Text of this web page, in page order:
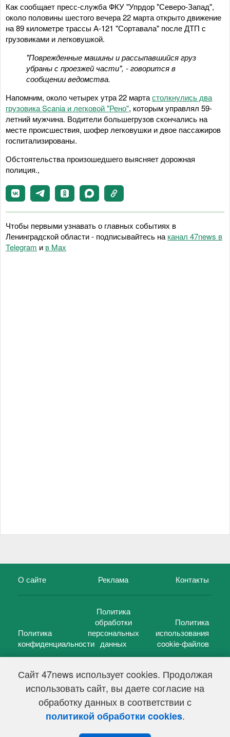
Сайт 47news использует cookies. Продолжая
использовать сайт, вы даете согласие на
обработку данных в соответствии с
политикой обработки cookies.
Как сообщает пресс-служба ФКУ "Упрдор "Северо-Запад",
около половины шестого вечера 22 марта открыто движение
на 89 километре трассы А-121 "Сортавала" после ДТП с
грузовиками и легковушкой.
"Поврежденные машины и рассыпавшийся груз
убраны с проезжей части", - говорится в
сообщении ведомства.
Напомним, около четырех утра 22 мартастолкнулись два
грузовика Scania и легковой "Рено", которым управлял 59-
летний мужчина. Водители большегрузов скончались на
месте происшествия, шофер легковушки и двое пассажиров
госпитализированы.
Обстоятельства произошедшего выясняет дорожная
полиция.,
Чтобы первыми узнавать о главных событиях в
Ленинградской области - подписывайтесь на канал 47news в
Telegram и в Maх
О сайте Реклама Контакты
Политика
конфиденциальности
Политика
обработки
персональных
данных
Политика
использования
cookie-файлов
47 новостей (47 news)2005 — 2026 г.
Свидетельство о регистрации СМИ Эл № ФС 77-39848, выдано
Федеральной службой по надзору в сфере связи,
информационных технологий и массовых коммуникаций